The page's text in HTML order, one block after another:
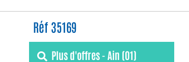
Réf 35169
Plus d'offres - Ain (01)